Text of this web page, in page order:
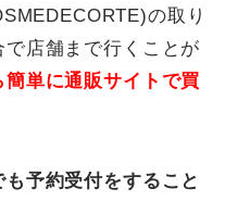
の取り
店舗まで行くことが
簡単に通販サイトで買
予約受付をすること